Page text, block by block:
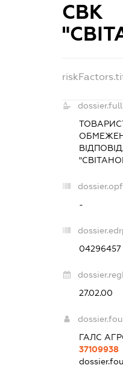
СВК
-
04296457
27.02.00
ГАЛС
37109938